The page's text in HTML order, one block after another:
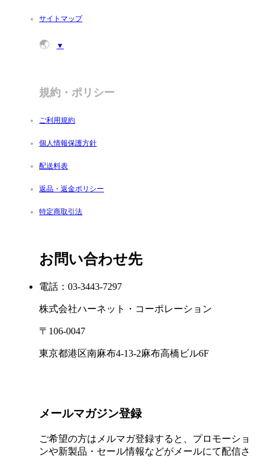
サイトマップ
🌏: ▼
規約・ポリシー
ご利用規約
個人情報保護方針
配送料表
返品・返金ポリシー
特定商取引法
お問い合わせ先
電話：03-3443-7297
株式会社ハーネット・コーポレーション
〒106-0047
東京都港区南麻布4-13-2麻布高橋ビル6F
メールマガジン登録
ご希望の方はメルマガ登録すると、プロモーショ
ンや新製品・セール情報などがメールにて配信さ